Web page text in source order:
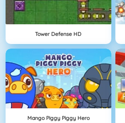
Tower Defense HD
Mango Piggy Piggy Hero